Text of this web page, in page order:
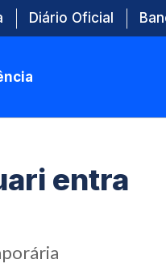
Diário Oficial
entra